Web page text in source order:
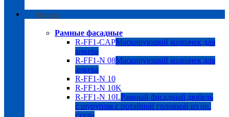
Дюбели
Рамные фасадные
R-FF1-CAPМаскирующий колпачек для
анкера
R-FF1-N 08Маскирующий колпачек для
анкера
R-FF1-N 10
R-FF1-N 10K
R-FF1-N 10LРамный фасадный дюбель
с шурупом с потайной головкой из оц.
стали